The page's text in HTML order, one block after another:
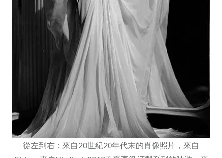
從左到右：來自20世紀20年代末的肖像照片，來自